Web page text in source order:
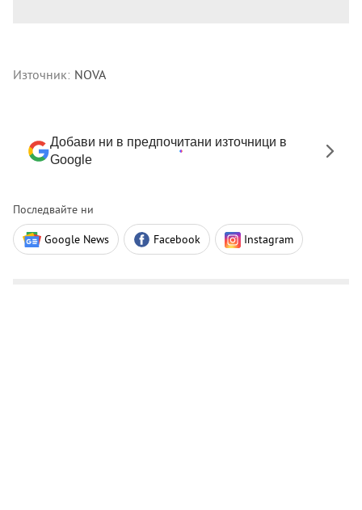
Източник: NOVA
Добави ни в предпочитани източници в
Google
Последвайте ни
Google News Facebook Instagram